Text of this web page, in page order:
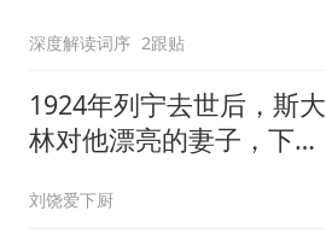
深度解读词序 2跟贴
1924年列宁去世后，斯大
林对他漂亮的妻子，下了
刘饶爱下厨